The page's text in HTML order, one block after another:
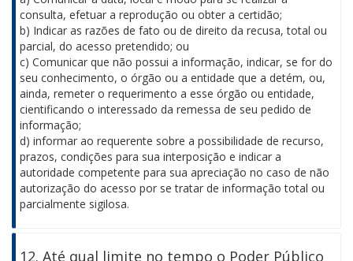
consulta, efetuar a reprodução ou obter a certidão;
b) Indicar as razões de fato ou de direito da recusa, total ou
parcial, do acesso pretendido; ou
c) Comunicar que não possui a informação, indicar, se for do
seu conhecimento, o órgão ou a entidade que a detém, ou,
ainda, remeter o requerimento a esse órgão ou entidade,
cientificando o interessado da remessa de seu pedido de
informação;
d) informar ao requerente sobre a possibilidade de recurso,
prazos, condições para sua interposição e indicar a
autoridade competente para sua apreciação no caso de não
autorização do acesso por se tratar de informação total ou
parcialmente sigilosa.
12. Até qual limite no tempo o Poder Público